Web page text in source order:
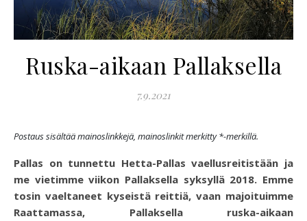
Ruska-aikaan Pallaksella
7.9.2021
Postaus sisältää mainoslinkkejä, mainoslinkit merkitty *-merkillä.
Pallas on tunnettu Hetta-Pallas vaellusreitistään ja
me vietimme viikon Pallaksella syksyllä 2018. Emme
tosin vaeltaneet kyseistä reittiä, vaan majoituimme
Raattamassa, Pallaksella ruska-aikaan